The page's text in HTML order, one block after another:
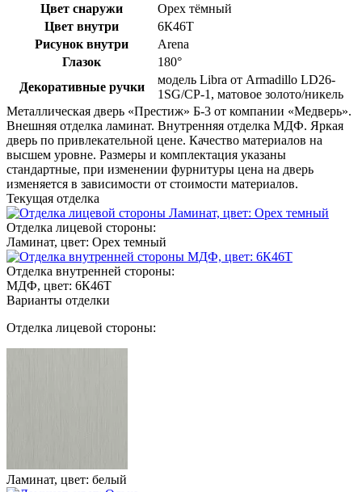
Цвет снаружи
Орех тёмный
Цвет внутри
6К46Т
Рисунок внутри
Arena
Глазок
180°
Декоративные ручки
модель Libra от Armadillo LD26-
1SG/CP-1, матовое золото/никель
Металлическая дверь «Престиж» Б-3 от компании «Медверь».
Внешняя отделка ламинат. Внутренняя отделка МДФ. Яркая
дверь по привлекательной цене. Качество материалов на
высшем уровне. Размеры и комплектация указаны
стандартные, при изменении фурнитуры цена на дверь
изменяется в зависимости от стоимости материалов.
Текущая отделка
Отделка лицевой стороны:
Ламинат, цвет: Орех темный
Отделка внутренней стороны:
МДФ, цвет: 6К46Т
Варианты отделки
Отделка лицевой стороны:
Ламинат, цвет: белый